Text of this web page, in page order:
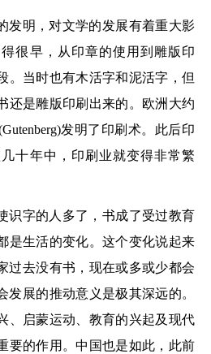
发明，对文学的发展有着重大影
很早，从印章的使用到雕版印
。当时也有木活字和泥活字，但
还是雕版印刷出来的。欧洲大约
发明了印刷术。此后印
十年中，印刷业就变得非常繁
识字的人多了，书成了受过教育
是生活的变化。这个变化说起来
去没有书，现在或多或少都会
展的推动意义是极其深远的。
、启蒙运动、教育的兴起及现代
要的作用。中国也是如此，此前